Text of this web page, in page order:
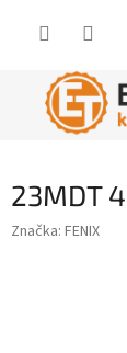
23MDT
Značka: FENIX